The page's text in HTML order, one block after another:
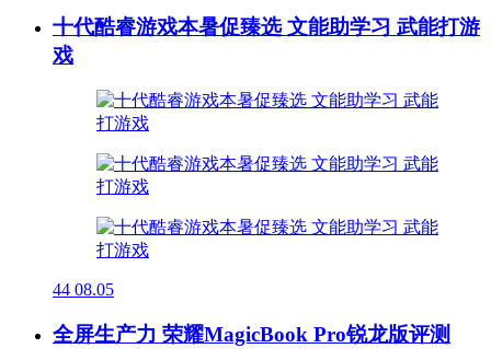
十代酷睿游戏本暑促臻选 文能助学习 武能打游
戏
44 08.05
全屏生产力 荣耀MagicBook Pro锐龙版评测